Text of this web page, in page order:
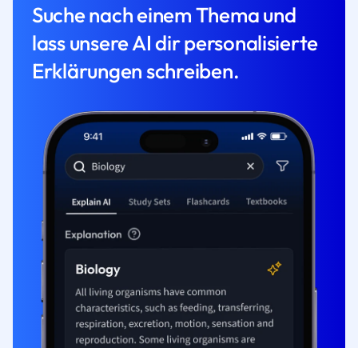
Suche nach einem Thema und
lass unsere AI dir personalisierte
Erklärungen schreiben.